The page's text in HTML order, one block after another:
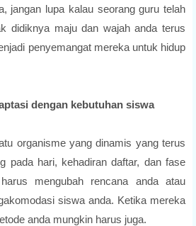
jangan lupa kalau seorang guru telah
didiknya maju dan wajah anda terus
penyemangat mereka untuk hidup
dengan kebutuhan siswa
organisme yang dinamis yang terus
pada hari, kehadiran daftar, dan fase
mengubah rencana anda atau
siswa anda. Ketika mereka
anda mungkin harus juga.